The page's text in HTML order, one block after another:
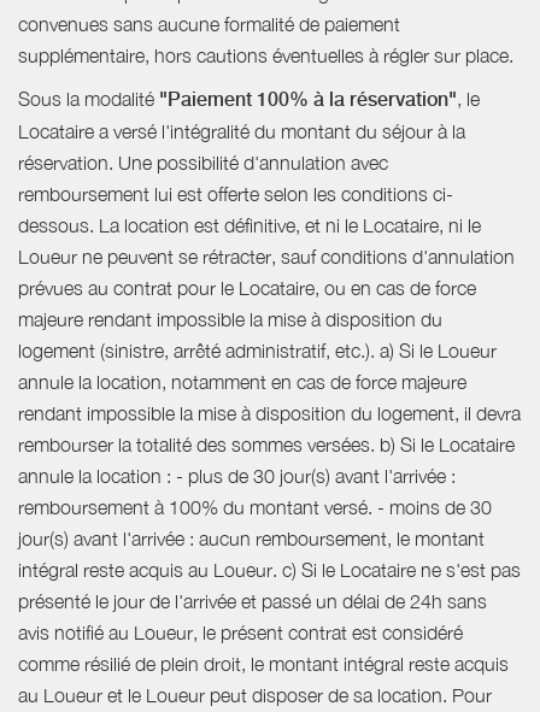
convenues sans aucune formalité de paiement
supplémentaire, hors cautions éventuelles à régler sur place.
Sous la modalité "Paiement 100% à la réservation", le
Locataire a versé l'intégralité du montant du séjour à la
réservation. Une possibilité d'annulation avec
remboursement lui est offerte selon les conditions ci-
dessous. La location est définitive, et ni le Locataire, ni le
Loueur ne peuvent se rétracter, sauf conditions d'annulation
prévues au contrat pour le Locataire, ou en cas de force
majeure rendant impossible la mise à disposition du
logement (sinistre, arrêté administratif, etc.). a) Si le Loueur
annule la location, notamment en cas de force majeure
rendant impossible la mise à disposition du logement, il devra
rembourser la totalité des sommes versées. b) Si le Locataire
annule la location : - plus de 30 jour(s) avant l'arrivée :
remboursement à 100% du montant versé. - moins de 30
jour(s) avant l'arrivée : aucun remboursement, le montant
intégral reste acquis au Loueur. c) Si le Locataire ne s'est pas
présenté le jour de l'arrivée et passé un délai de 24h sans
avis notifié au Loueur, le présent contrat est considéré
comme résilié de plein droit, le montant intégral reste acquis
au Loueur et le Loueur peut disposer de sa location. Pour